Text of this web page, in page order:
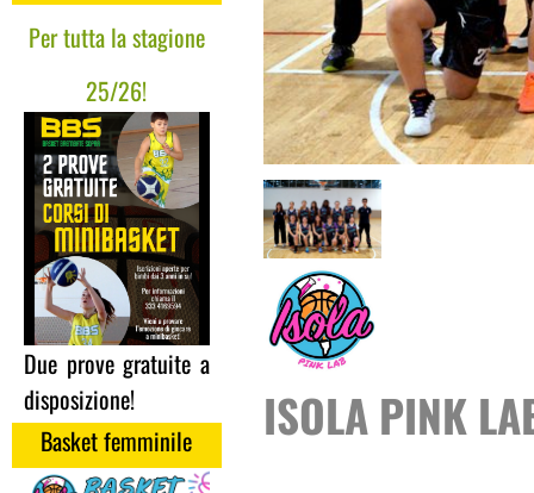
Per tutta la stagione
25/26!
Due prove gratuite a
disposizione!
Basket femminile
ISOLA PINK